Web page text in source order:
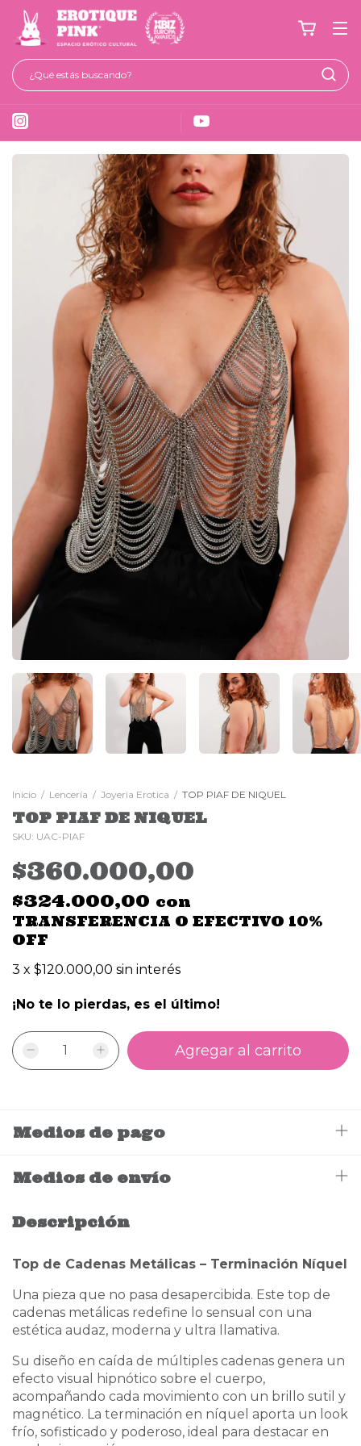
Inicio / Lencería / Joyeria Erotica / TOP PIAF DE NIQUEL
TOP PIAF DE NIQUEL
SKU: UAC-PIAF
$360.000,00
$324.000,00 con
TRANSFERENCIA O EFECTIVO 10%
OFF
3 x $120.000,00 sin interés
¡No te lo pierdas, es el último!
Medios de pago
Medios de envío
Descripción
Top de Cadenas Metálicas – Terminación Níquel
Una pieza que no pasa desapercibida. Este top de
cadenas metálicas redefine lo sensual con una
estética audaz, moderna y ultra llamativa.
Su diseño en caída de múltiples cadenas genera un
efecto visual hipnótico sobre el cuerpo,
acompañando cada movimiento con un brillo sutil y
magnético. La terminación en níquel aporta un look
frío, sofisticado y poderoso, ideal para destacar en